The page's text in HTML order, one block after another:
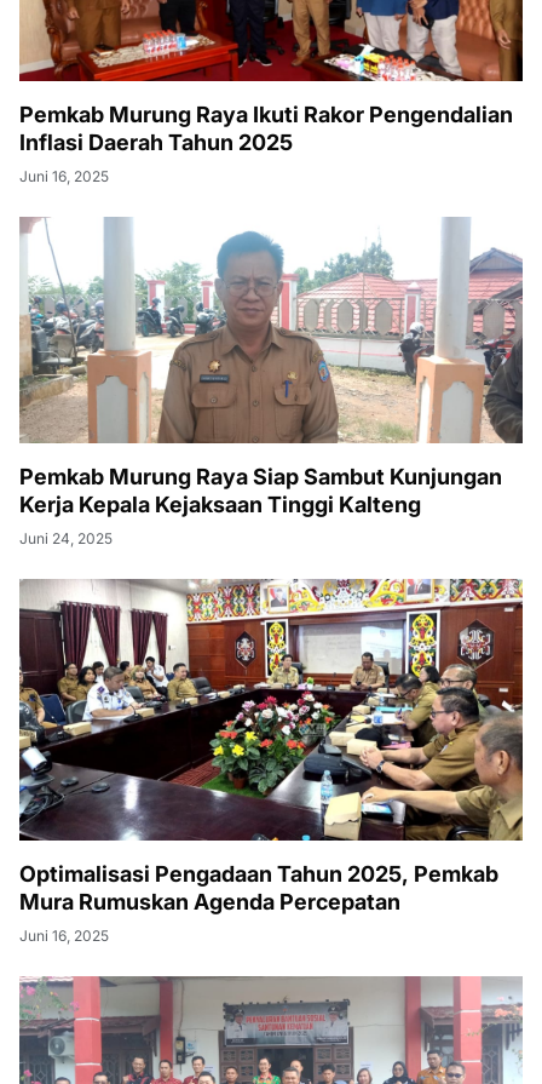
Pemkab Murung Raya Ikuti Rakor Pengendalian
Inflasi Daerah Tahun 2025
Juni 16, 2025
Pemkab Murung Raya Siap Sambut Kunjungan
Kerja Kepala Kejaksaan Tinggi Kalteng
Juni 24, 2025
Optimalisasi Pengadaan Tahun 2025, Pemkab
Mura Rumuskan Agenda Percepatan
Juni 16, 2025